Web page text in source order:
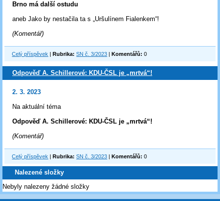
Brno má další ostudu
aneb Jako by nestačila ta s „Uršulínem Fialenkem“!
(Komentář)
Celý příspěvek Rubrika: SN č. 3/2023 Komentářů: 0
Odpověď A. Schillerové: KDU-ČSL je „mrtvá“!
2. 3. 2023
Na aktuální téma
Odpověď A. Schillerové: KDU-ČSL je „mrtvá“!
(Komentář)
Celý příspěvek |Rubrika: SN č. 3/2023 |Komentářů: 0
Nalezené složky
Nebyly nalezeny žádné složky